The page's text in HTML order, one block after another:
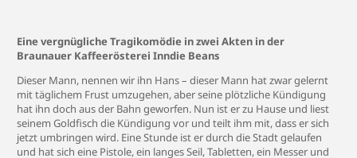
Eine vergnügliche Tragikomödie in zwei Akten in der
Braunauer Kaffeerösterei Inndie Beans
Dieser Mann, nennen wir ihn Hans – dieser Mann hat zwar gelernt
mit täglichem Frust umzugehen, aber seine plötzliche Kündigung
hat ihn doch aus der Bahn geworfen. Nun ist er zu Hause und liest
seinem Goldfisch die Kündigung vor und teilt ihm mit, dass er sich
jetzt umbringen wird. Eine Stunde ist er durch die Stadt gelaufen
und hat sich eine Pistole, ein langes Seil, Tabletten, ein Messer und